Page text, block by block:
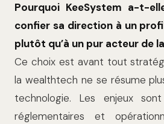
Pourquoi KeeSystem a-t-
confier sa direction à un
plutôt qu’à un pur acteur de
Ce choix est avant tout
la wealthtech ne se résume
technologie. Les enjeux
réglementaires et